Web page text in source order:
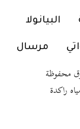
البيانولا
مرسال
راكدة